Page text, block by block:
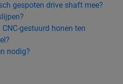
gespoten drive shaft mee?
gestuurd honen ten
nodig?